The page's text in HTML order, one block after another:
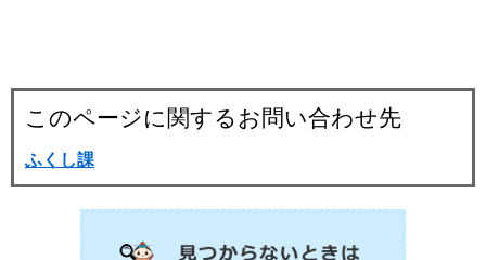
このページに関するお問い合わせ先
ふくし課